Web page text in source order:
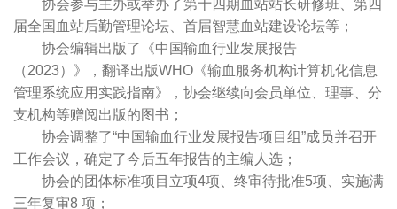
协会参与主办或举办了第十四期血站站长研修班、第四
届全国血站后勤管理论坛、首届智慧血站建设论坛等；
协会编辑出版了《中国输血行业发展报告
（2023）》，翻译出版WHO《输血服务机构计算机化信息
管理系统应用实践指南》，协会继续向会员单位、理事、分
支机构等赠阅出版的图书；
协会调整了“中国输血行业发展报告项目组”成员并召开
工作会议，确定了今后五年报告的主编人选；
协会的团体标准项目立项4项、终审待批准5项、实施满
三年复审8 项；